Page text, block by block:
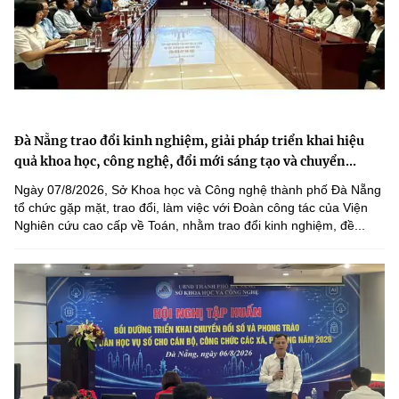
Đà Nẵng trao đổi kinh nghiệm, giải pháp triển khai hiệu
quả khoa học, công nghệ, đổi mới sáng tạo và chuyển...
Ngày 07/8/2026, Sở Khoa học và Công nghệ thành phố Đà Nẵng
tổ chức gặp mặt, trao đổi, làm việc với Đoàn công tác của Viện
Nghiên cứu cao cấp về Toán, nhằm trao đổi kinh nghiệm, đề...